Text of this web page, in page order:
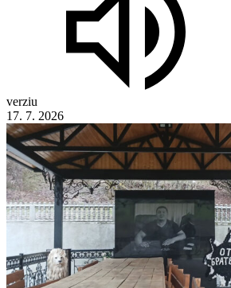
verziu
17. 7. 2026